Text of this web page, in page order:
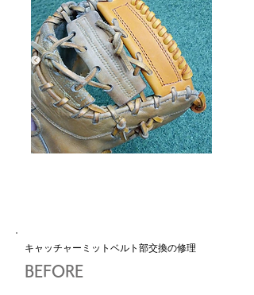
キャッチャーミットベルト部交換の修理
BEFORE